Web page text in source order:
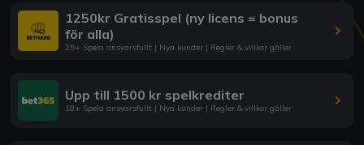
1250kr Gratisspel (ny licens = bonus
för alla)
25+ Spela ansvarsfullt | Nya kunder | Regler & villkor gäller
Upp till 1500 kr spelkrediter
18+ Spela ansvarsfullt | Nya kunder | Regler & villkor gäller